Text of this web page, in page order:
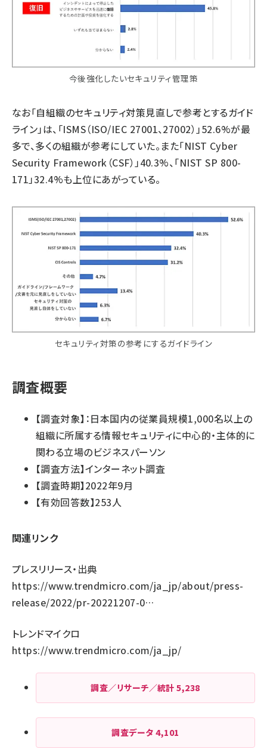
今後強化したいセキュリティ管理策
なお「自組織のセキュリティ対策見直しで参考とするガイド
ライン」は、「ISMS（ISO/IEC 27001、27002）」52.6%が最
多で、多くの組織が参考にしていた。また「NIST Cyber
Security Framework（CSF）」40.3%、「NIST SP 800-
171」32.4%も上位にあがっている。
セキュリティ対策の参考にするガイドライン
調査概要
【調査対象】：日本国内の従業員規模1,000名以上の
組織に所属する情報セキュリティに中心的・主体的に
関わる立場のビジネスパーソン
【調査方法】インターネット調査
【調査時期】2022年9月
【有効回答数】253人
関連リンク
プレスリリース・出典
https://www.trendmicro.com/ja_jp/about/press-
release/2022/pr-20221207-0…
トレンドマイクロ
https://www.trendmicro.com/ja_jp/
調査／リサーチ／統計5,238
調査データ4,101